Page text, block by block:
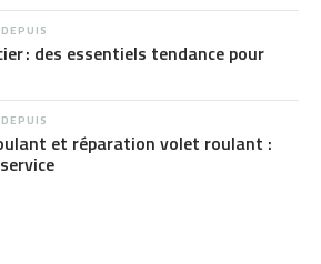
: des essentiels tendance pour
et réparation volet roulant :